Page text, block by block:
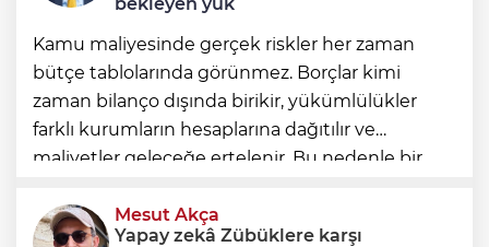
Kamu maliyesinde gerçek riskler her zaman
bütçe tablolarında görünmez. Borçlar kimi
zaman bilanço dışında birikir, yükümlülükler
farklı kurumların hesaplarına dağıtılır ve
maliyetler geleceğe ertelenir. Bu nedenle bir
yalnızca bütçe açığına veya resmi borç stok
Mesut Akça
Yapay zekâ Zübüklere karşı